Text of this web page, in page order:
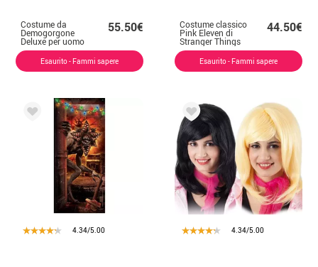
Costume da
Demogorgone
Deluxe per uomo
55.50€
Esaurito - Fammi sapere
Costume classico
Pink Eleven di
Stranger Things
per bambina
44.50€
Esaurito - Fammi sapere
4.34/5.00 4.34/5.00